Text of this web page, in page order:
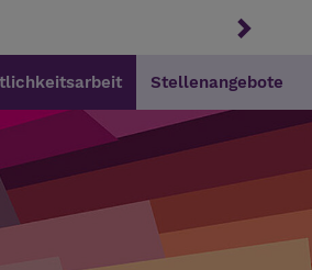
Stellenangebote